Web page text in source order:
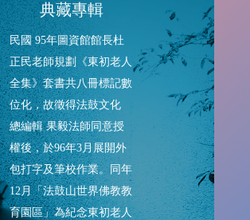
典藏專輯
民國 95年圖資館館長杜
正民老師規劃《東初老人
全集》套書共八冊標記數
位化，故徵得法鼓文化
總編輯 果毅法師同意授
權後，於96年3月展開外
包打字及筆校作業。同年
12月「法鼓山世界佛教教
育園區」為紀念東初老人